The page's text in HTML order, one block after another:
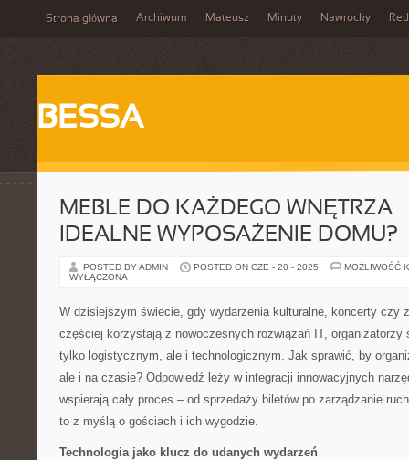
Strona główna Archiwum Mateusz Minuty Nawrocky
BESSA
MEBLE DO KAŻDEGO WNĘTRZA
IDEALNE WYPOSAŻENIE DOMU?
POSTED BY ADMIN POSTED ON CZE - 20 - 2025
MOŻLIWOŚĆ
WYŁĄCZONA
W dzisiejszym świecie, gdy wydarzenia kulturalne, koncerty czy
częściej korzystają z nowoczesnych rozwiązań IT, organizatorzy
tylko logistycznym, ale i technologicznym. Jak sprawić, by
ale i na czasie? Odpowiedź leży w integracji innowacyjnych
wspierają cały proces – od sprzedaży biletów po zarządzanie
to z myślą o gościach i ich wygodzie.
Technologia jako klucz do udanych wydarzeń